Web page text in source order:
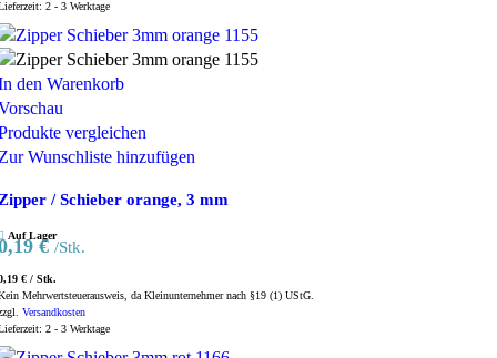
2 - 3 Werktage
den Warenkorb
vergleichen
Wunschliste hinzufügen
/ Schieber orange, 3 mm
Auf Lager
€ /Stk.
€ / Stk.
Mehrwertsteuerausweis, da Kleinunternehmer nach §19 (1) UStG.
Versandkosten
2 - 3 Werktage